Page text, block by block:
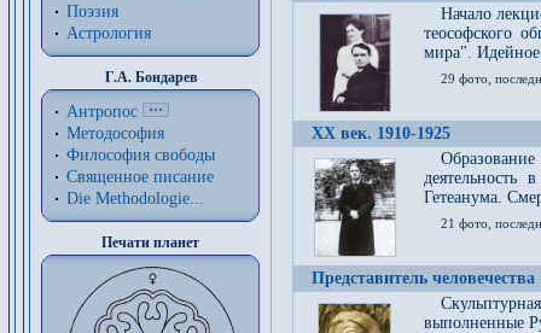
Поэзия
Астрология
Г.А. Бондарев
Антропос
Методософия
Философия cвободы
Священное писание
Die Methodologie...
Печати планет
Начало
теософского
мира". Идейное
29 фото,
XX век. 1910-1925
Образование
деятельность
Гетеанума.
21 фото,
Представитель человечества
выполненные